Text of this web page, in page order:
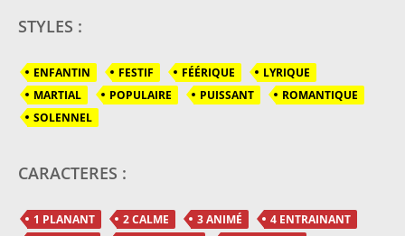
STYLES :
ENFANTIN FESTIF FÉÉRIQUE
LYRIQUE
MARTIAL
POPULAIRE PUISSANT
ROMANTIQUE
SOLENNEL
CARACTERES :
1 PLANANT 2 CALME 3 ANIMÉ
4 ENTRAINANT